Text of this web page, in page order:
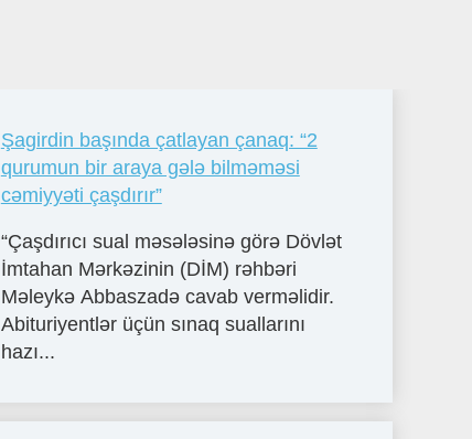
Şagirdin başında çatlayan çanaq: “2
qurumun bir araya gələ bilməməsi
cəmiyyəti çaşdırır”
“Çaşdırıcı sual məsələsinə görə Dövlət
İmtahan Mərkəzinin (DİM) rəhbəri
Məleykə Abbaszadə cavab verməlidir.
Abituriyentlər üçün sınaq suallarını
hazı...